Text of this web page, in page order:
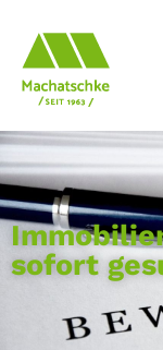
sofort